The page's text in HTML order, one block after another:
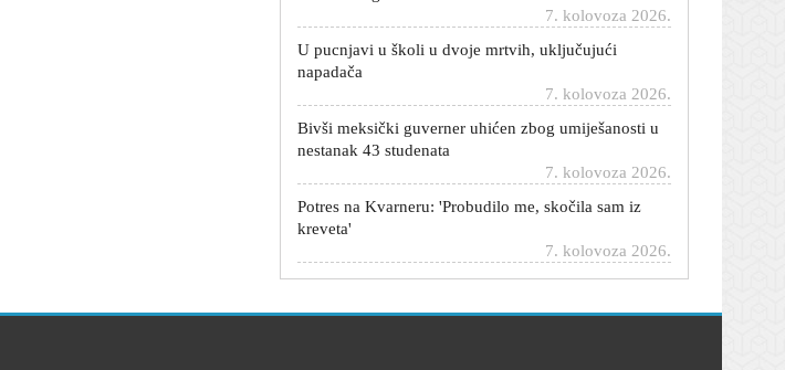
U pucnjavi u školi u dvoje mrtvih, uključujući
7. kolovoza 2026.
Bivši meksički guverner uhićen zbog umiješanosti u
7. kolovoza 2026.
Potres na Kvarneru: 'Probudilo me, skočila sam iz
7. kolovoza 2026.
Trump potpisao najkontroverzniju naredbu dosad